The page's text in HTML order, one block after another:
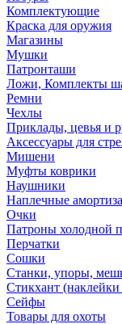
Комплектующие
Краска для оружия
Магазины
Мушки
Патронташи
Ложи, Комплекты
Ремни
Чехлы
Приклады, цевья и
Аксессуары для
Мишени
Муфты коврики
Наушники
Наплечные
Очки
Патроны холодной
Перчатки
Сошки
Станки, упоры,
Стикхант
Сейфы
Товары для охоты